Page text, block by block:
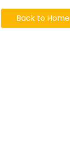
Back to Home